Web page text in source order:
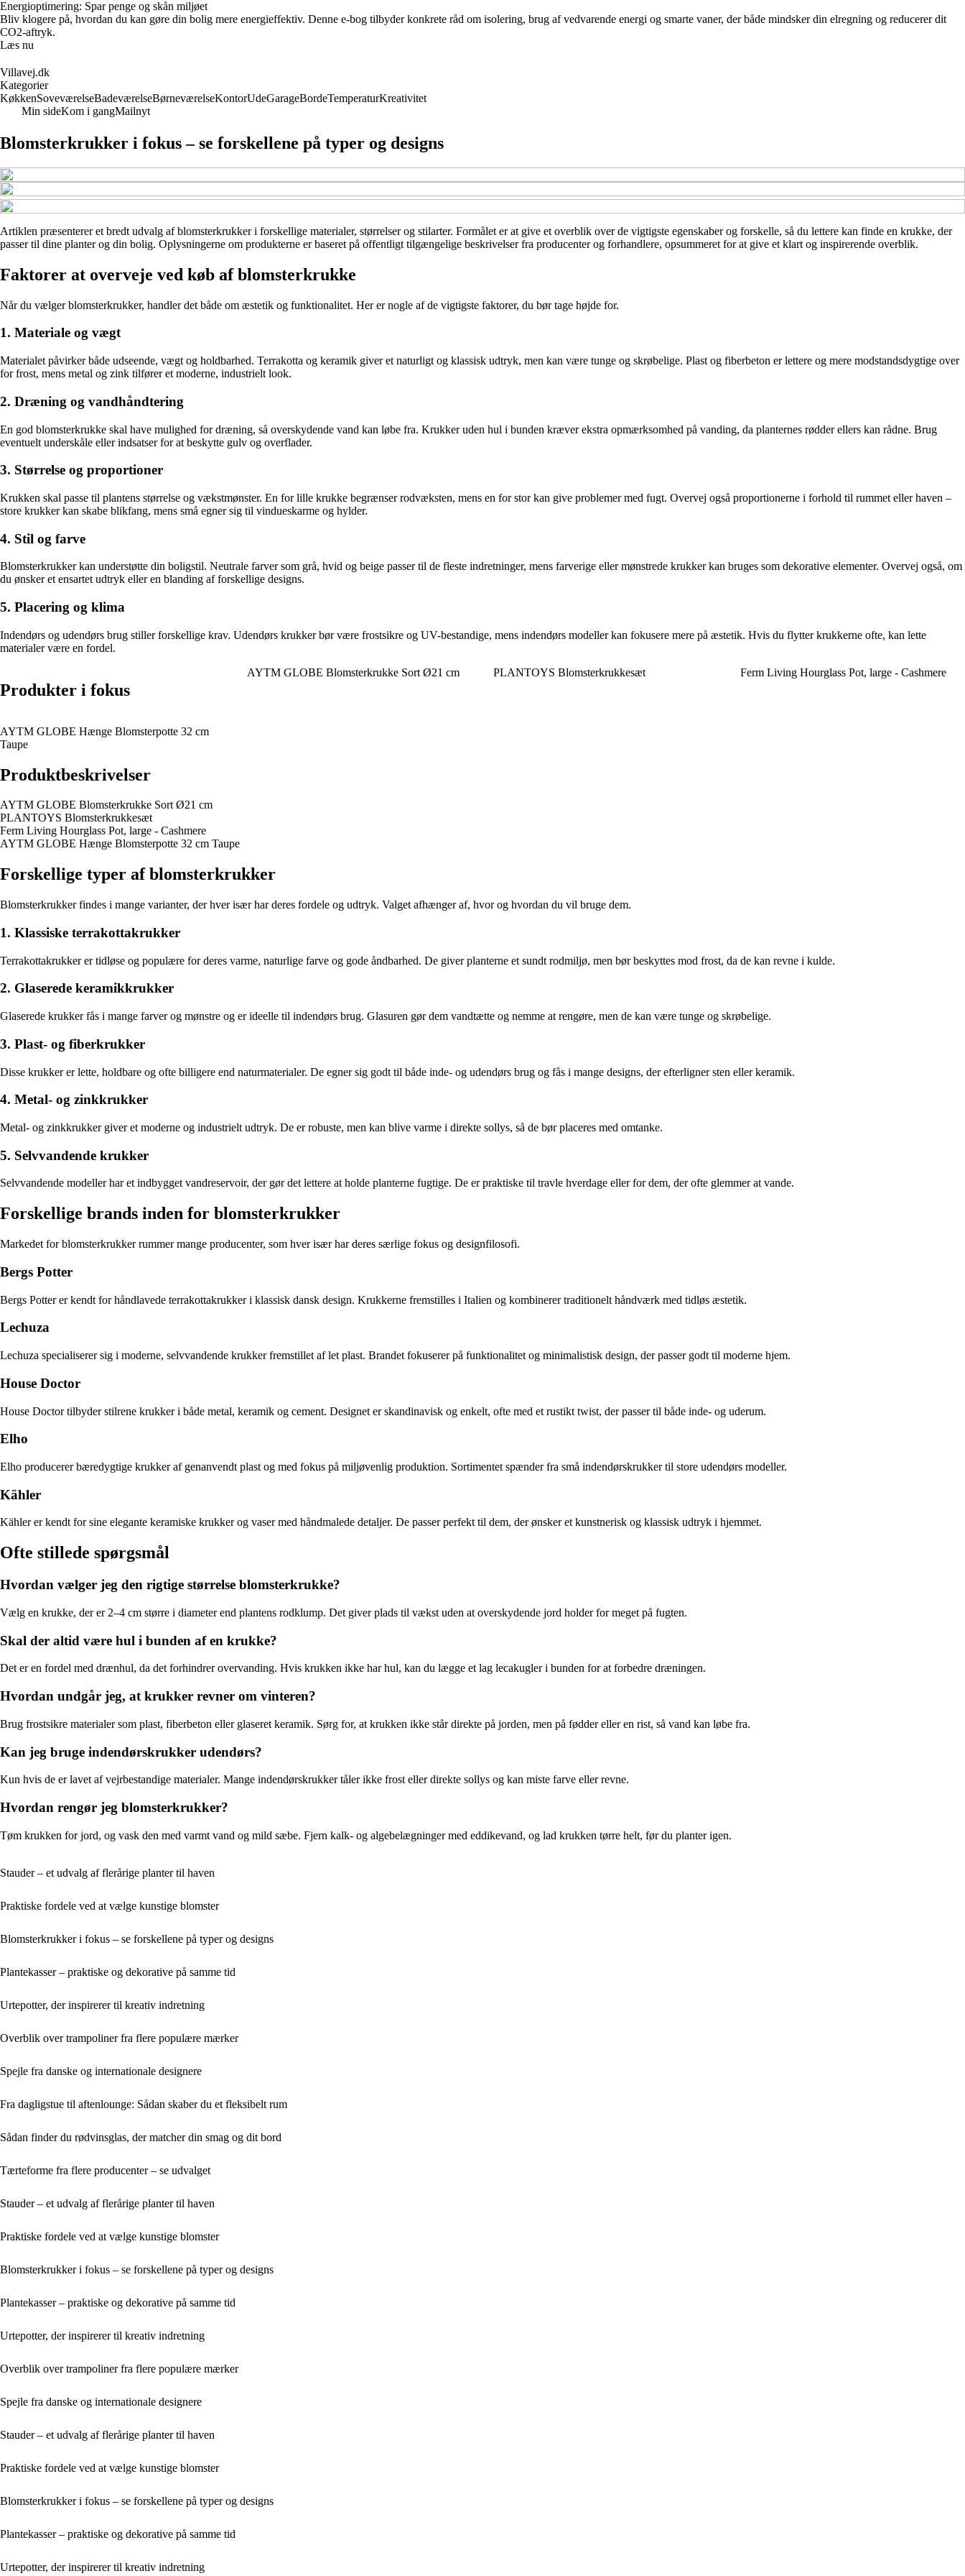
Energioptimering: Spar penge og skån miljøet
Bliv klogere på, hvordan du kan gøre din bolig mere energieffektiv. Denne e-bog tilbyder konkrete råd om isolering, brug af vedvarende energi og smarte vaner, der både mindsker din elregning og reducerer dit
CO2-aftryk.
Læs nu
Villavej.dk
Kategorier
KøkkenSoveværelseBadeværelseBørneværelseKontorUdeGarageBordeTemperaturKreativitet
Min sideKom i gangMailnyt
Blomsterkrukker i fokus – se forskellene på typer og designs
Artiklen præsenterer et bredt udvalg af blomsterkrukker i forskellige materialer, størrelser og stilarter. Formålet er at give et overblik over de vigtigste egenskaber og forskelle, så du lettere kan finde en krukke, der
passer til dine planter og din bolig. Oplysningerne om produkterne er baseret på offentligt tilgængelige beskrivelser fra producenter og forhandlere, opsummeret for at give et klart og inspirerende overblik.
Faktorer at overveje ved køb af blomsterkrukke
Når du vælger blomsterkrukker, handler det både om æstetik og funktionalitet. Her er nogle af de vigtigste faktorer, du bør tage højde for.
1. Materiale og vægt
Materialet påvirker både udseende, vægt og holdbarhed. Terrakotta og keramik giver et naturligt og klassisk udtryk, men kan være tunge og skrøbelige. Plast og fiberbeton er lettere og mere modstandsdygtige over
for frost, mens metal og zink tilfører et moderne, industrielt look.
2. Dræning og vandhåndtering
En god blomsterkrukke skal have mulighed for dræning, så overskydende vand kan løbe fra. Krukker uden hul i bunden kræver ekstra opmærksomhed på vanding, da planternes rødder ellers kan rådne. Brug
eventuelt underskåle eller indsatser for at beskytte gulv og overflader.
3. Størrelse og proportioner
Krukken skal passe til plantens størrelse og vækstmønster. En for lille krukke begrænser rodvæksten, mens en for stor kan give problemer med fugt. Overvej også proportionerne i forhold til rummet eller haven –
store krukker kan skabe blikfang, mens små egner sig til vindueskarme og hylder.
4. Stil og farve
Blomsterkrukker kan understøtte din boligstil. Neutrale farver som grå, hvid og beige passer til de fleste indretninger, mens farverige eller mønstrede krukker kan bruges som dekorative elementer. Overvej også, om
du ønsker et ensartet udtryk eller en blanding af forskellige designs.
5. Placering og klima
Indendørs og udendørs brug stiller forskellige krav. Udendørs krukker bør være frostsikre og UV-bestandige, mens indendørs modeller kan fokusere mere på æstetik. Hvis du flytter krukkerne ofte, kan lette
materialer være en fordel.
Produkter i fokus
AYTM GLOBE Blomsterkrukke Sort Ø21 cm PLANTOYS Blomsterkrukkesæt Ferm Living Hourglass Pot, large - Cashmere
AYTM GLOBE Hænge Blomsterpotte 32 cm
Taupe
Produktbeskrivelser
AYTM GLOBE Blomsterkrukke Sort Ø21 cm
PLANTOYS Blomsterkrukkesæt
Ferm Living Hourglass Pot, large - Cashmere
AYTM GLOBE Hænge Blomsterpotte 32 cm Taupe
Forskellige typer af blomsterkrukker
Blomsterkrukker findes i mange varianter, der hver især har deres fordele og udtryk. Valget afhænger af, hvor og hvordan du vil bruge dem.
1. Klassiske terrakottakrukker
Terrakottakrukker er tidløse og populære for deres varme, naturlige farve og gode åndbarhed. De giver planterne et sundt rodmiljø, men bør beskyttes mod frost, da de kan revne i kulde.
2. Glaserede keramikkrukker
Glaserede krukker fås i mange farver og mønstre og er ideelle til indendørs brug. Glasuren gør dem vandtætte og nemme at rengøre, men de kan være tunge og skrøbelige.
3. Plast- og fiberkrukker
Disse krukker er lette, holdbare og ofte billigere end naturmaterialer. De egner sig godt til både inde- og udendørs brug og fås i mange designs, der efterligner sten eller keramik.
4. Metal- og zinkkrukker
Metal- og zinkkrukker giver et moderne og industrielt udtryk. De er robuste, men kan blive varme i direkte sollys, så de bør placeres med omtanke.
5. Selvvandende krukker
Selvvandende modeller har et indbygget vandreservoir, der gør det lettere at holde planterne fugtige. De er praktiske til travle hverdage eller for dem, der ofte glemmer at vande.
Forskellige brands inden for blomsterkrukker
Markedet for blomsterkrukker rummer mange producenter, som hver især har deres særlige fokus og designfilosofi.
Bergs Potter
Bergs Potter er kendt for håndlavede terrakottakrukker i klassisk dansk design. Krukkerne fremstilles i Italien og kombinerer traditionelt håndværk med tidløs æstetik.
Lechuza
Lechuza specialiserer sig i moderne, selvvandende krukker fremstillet af let plast. Brandet fokuserer på funktionalitet og minimalistisk design, der passer godt til moderne hjem.
House Doctor
House Doctor tilbyder stilrene krukker i både metal, keramik og cement. Designet er skandinavisk og enkelt, ofte med et rustikt twist, der passer til både inde- og uderum.
Elho
Elho producerer bæredygtige krukker af genanvendt plast og med fokus på miljøvenlig produktion. Sortimentet spænder fra små indendørskrukker til store udendørs modeller.
Kähler
Kähler er kendt for sine elegante keramiske krukker og vaser med håndmalede detaljer. De passer perfekt til dem, der ønsker et kunstnerisk og klassisk udtryk i hjemmet.
Ofte stillede spørgsmål
Hvordan vælger jeg den rigtige størrelse blomsterkrukke?
Vælg en krukke, der er 2–4 cm større i diameter end plantens rodklump. Det giver plads til vækst uden at overskydende jord holder for meget på fugten.
Skal der altid være hul i bunden af en krukke?
Det er en fordel med drænhul, da det forhindrer overvanding. Hvis krukken ikke har hul, kan du lægge et lag lecakugler i bunden for at forbedre dræningen.
Hvordan undgår jeg, at krukker revner om vinteren?
Brug frostsikre materialer som plast, fiberbeton eller glaseret keramik. Sørg for, at krukken ikke står direkte på jorden, men på fødder eller en rist, så vand kan løbe fra.
Kan jeg bruge indendørskrukker udendørs?
Kun hvis de er lavet af vejrbestandige materialer. Mange indendørskrukker tåler ikke frost eller direkte sollys og kan miste farve eller revne.
Hvordan rengør jeg blomsterkrukker?
Tøm krukken for jord, og vask den med varmt vand og mild sæbe. Fjern kalk- og algebelægninger med eddikevand, og lad krukken tørre helt, før du planter igen.
Stauder – et udvalg af flerårige planter til haven
Praktiske fordele ved at vælge kunstige blomster
Blomsterkrukker i fokus – se forskellene på typer og designs
Plantekasser – praktiske og dekorative på samme tid
Urtepotter, der inspirerer til kreativ indretning
Overblik over trampoliner fra flere populære mærker
Spejle fra danske og internationale designere
Fra dagligstue til aftenlounge: Sådan skaber du et fleksibelt rum
Sådan finder du rødvinsglas, der matcher din smag og dit bord
Tærteforme fra flere producenter – se udvalget
Stauder – et udvalg af flerårige planter til haven
Praktiske fordele ved at vælge kunstige blomster
Blomsterkrukker i fokus – se forskellene på typer og designs
Plantekasser – praktiske og dekorative på samme tid
Urtepotter, der inspirerer til kreativ indretning
Overblik over trampoliner fra flere populære mærker
Spejle fra danske og internationale designere
Stauder – et udvalg af flerårige planter til haven
Praktiske fordele ved at vælge kunstige blomster
Blomsterkrukker i fokus – se forskellene på typer og designs
Plantekasser – praktiske og dekorative på samme tid
Urtepotter, der inspirerer til kreativ indretning